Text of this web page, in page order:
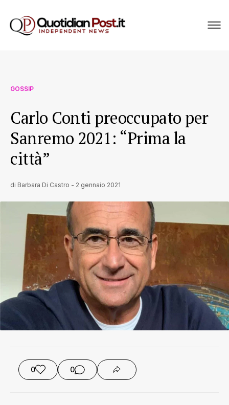
GOSSIP
Carlo Conti preoccupato per
Sanremo 2021: “Prima la
città”
di Barbara Di Castro - 2 gennaio 2021
0 0